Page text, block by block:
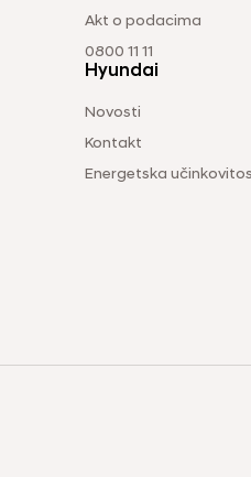
Akt o podacima
0800 11 11
Hyundai
Novosti
Kontakt
Energetska